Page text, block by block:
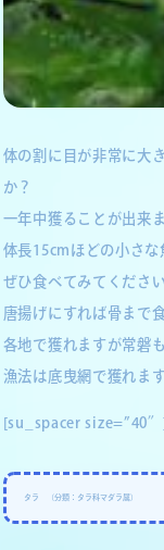
体の割に目が非常に大
か？
一年中獲ることが出来
体長15cmほどの小さな
ぜひ食べてみてください
唐揚げにすれば骨まで
各地で獲れますが常磐
漁法は底曳網で獲れます
[su_spacer size=”40″]
タラ （分類：タラ科マダラ属）